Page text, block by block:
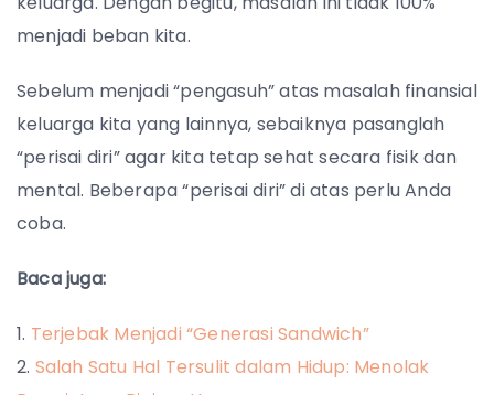
menjadi beban kita.
Sebelum menjadi “pengasuh” atas masalah finansial
keluarga kita yang lainnya, sebaiknya pasanglah
“perisai diri” agar kita tetap sehat secara fisik dan
mental. Beberapa “perisai diri” di atas perlu Anda
coba.
Baca juga:
Terjebak Menjadi “Generasi Sandwich”
Salah Satu Hal Tersulit dalam Hidup: Menolak